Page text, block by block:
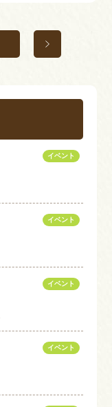
イベント
イベント
イベント
イベント